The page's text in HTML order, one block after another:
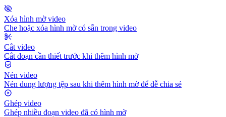
Xóa hình mờ video
Che hoặc xóa hình mờ có sẵn trong video
Cắt video
Cắt đoạn cần thiết trước khi thêm hình mờ
Nén video
Nén dung lượng tệp sau khi thêm hình mờ để dễ chia sẻ
Ghép video
Ghép nhiều đoạn video đã có hình mờ